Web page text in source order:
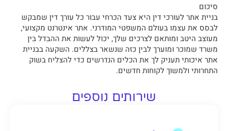
סיכום
בניית אתר לעורכי דין היא צעד הכרחי עבור כל עורך דין שמבקש
לבסס את עצמו בעולם המשפטי המודרני. אתר אינטרנט מקצועי,
מעוצב היטב ומותאם לצרכים שלך, יכול לעשות את ההבדל בין
משרד שמוכר ומוערך לבין כזה שנשאר בצללים. השקעה בבניית
אתר איכותי תעניק לך את הכלים הנדרשים כדי להצליח בשוק
התחרותי ולמשוך לקוחות חדשים.
שירותים נוספים